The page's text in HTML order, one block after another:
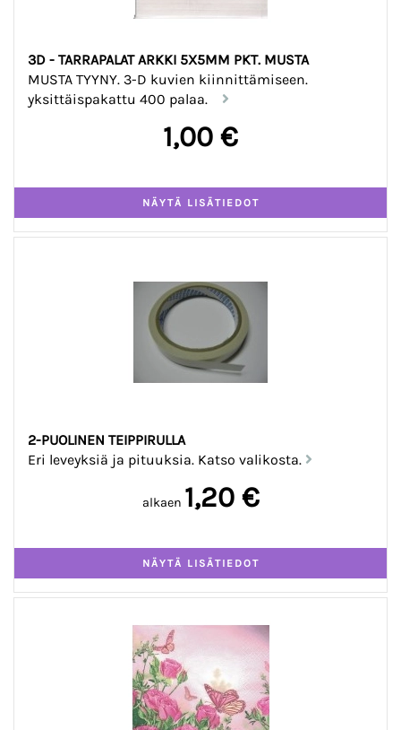
3D - TARRAPALAT ARKKI 5X5MM PKT. MUSTA
MUSTA TYYNY. 3-D kuvien kiinnittämiseen.
yksittäispakattu 400 palaa.
1,00 €
2-PUOLINEN TEIPPIRULLA
Eri leveyksiä ja pituuksia. Katso valikosta.
alkaen 1,20 €